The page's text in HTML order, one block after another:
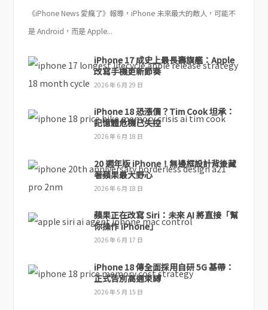
《iPhone News 愛瘋了》報導，iPhone 未來最大的敵人，可能不
是 Android，而是 Apple...
iPhone 17 成史上最長壽旗艦：Apple
改寫手機更新節奏
2026 年 6 月 29 日
iPhone 18 恐漲價？Tim Cook 坦承：
記憶體危機已失控
2026 年 6 月 18 日
20 週年版 iPhone！無邊框設計背後藏
著蘋果最大野心
2026 年 6 月 18 日
蘋果正在改寫 Siri：未來 AI 將直接「幫
你操作 iPhone」
2026 年 6 月 17 日
iPhone 18 傳全面採用自研 5G 基帶：
正式告別高通束縛
2026 年 5 月 15 日